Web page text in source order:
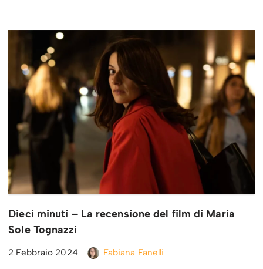
Dieci minuti – La recensione del film di Maria
Sole Tognazzi
2 Febbraio 2024 Fabiana Fanelli